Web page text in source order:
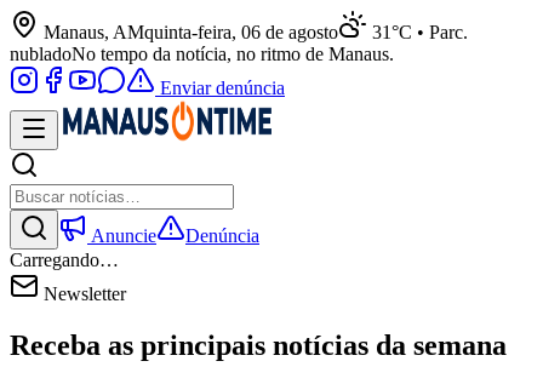
Manaus, AMquinta-feira, 06 de agosto
31°C • Parc.
nubladoNo tempo da notícia, no ritmo de Manaus.
Enviar denúncia
Anuncie
Denúncia
Carregando…
Newsletter
Receba as principais notícias da semana